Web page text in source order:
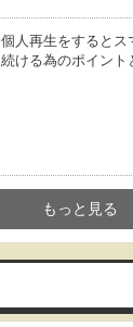
個人再生をすると
続ける為のポイント
もっと見る